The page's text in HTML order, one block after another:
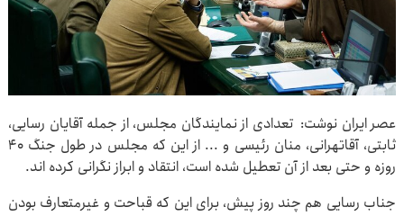
عصر ایران نوشت: تعدادی از نمایندگان مجلس، از جمله آقایان رسایی،
ثابتی، آقاتهرانی، منان رئیسی و ... از این که مجلس در طول جنگ ۴۰
روزه و حتی بعد از آن تعطیل شده است، انتقاد و ابراز نگرانی کرده اند.
جناب رسایی هم چند روز پیش، برای این که قباحت و غیرمتعارف بودن